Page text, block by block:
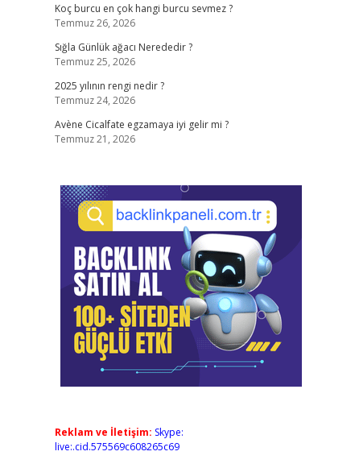
Koç burcu en çok hangi burcu sevmez ?
Temmuz 26, 2026
Sığla Günlük ağacı Nerededir ?
Temmuz 25, 2026
2025 yılının rengi nedir ?
Temmuz 24, 2026
Avène Cicalfate egzamaya iyi gelir mi ?
Temmuz 21, 2026
Reklam ve İletişim: Skype:
live:.cid.575569c608265c69